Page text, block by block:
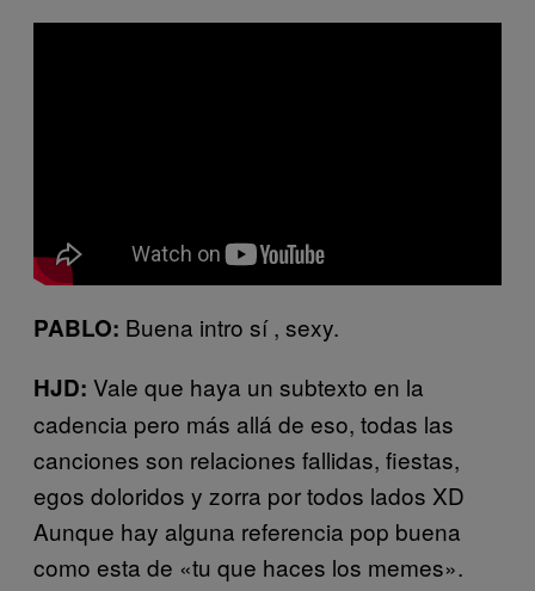
PABLO: Buena intro sí , sexy.
HJD: Vale que haya un subtexto en la
cadencia pero más allá de eso, todas las
canciones son relaciones fallidas, fiestas,
egos doloridos y zorra por todos lados XD
Aunque hay alguna referencia pop buena
como esta de «tu que haces los memes».